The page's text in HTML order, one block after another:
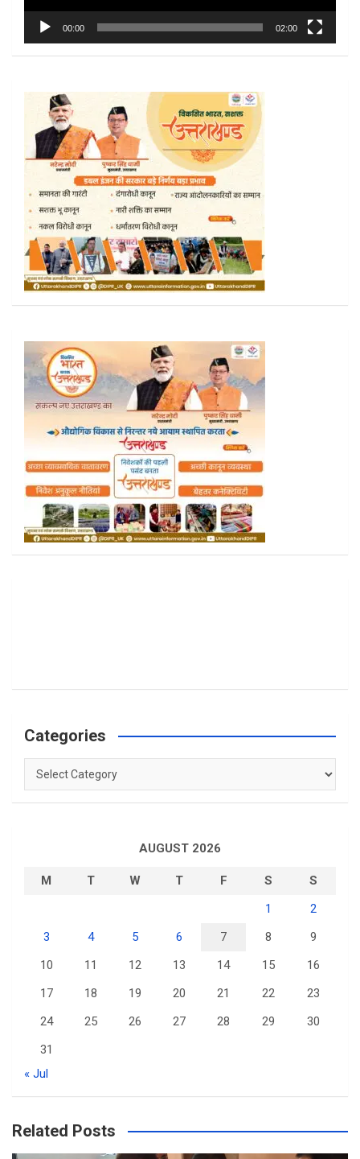
00:00 02:00
Categories
Categories
AUGUST 2026
M T W T F S
S
1
2
3
4 5 6 7 8
9
10
11 12 13 14 15
16
17
18 19 20 21 22
23
24
25 26 27 28 29
30
31
« Jul
Related Posts